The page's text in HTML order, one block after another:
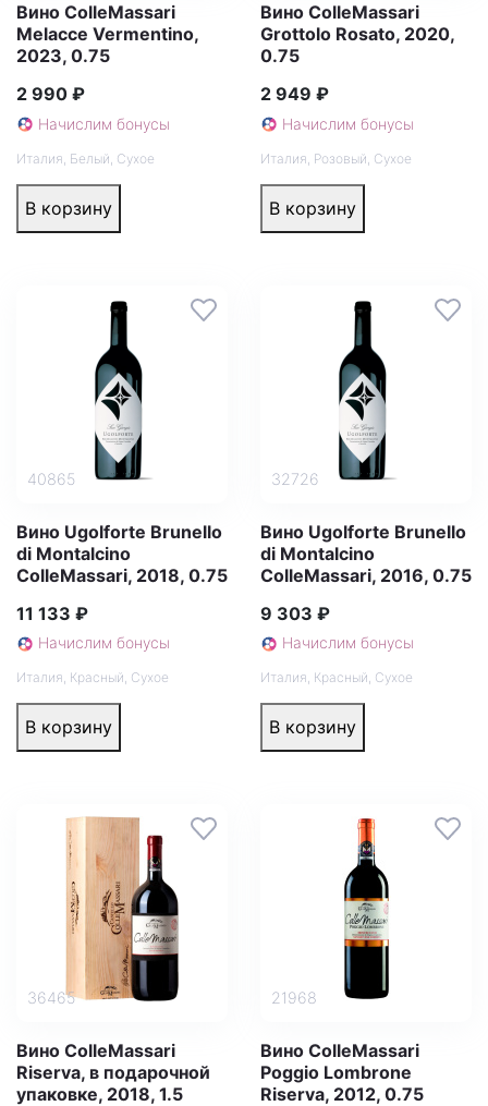
Вино ColleMassari
Melacce Vermentino,
2023, 0.75
2 990 ₽
Начислим бонусы
Италия Белый Сухое
В корзину
Вино ColleMassari
Grottolo Rosato, 2020,
0.75
2 949 ₽
Начислим бонусы
Италия Розовый Сухое
В корзину
40865
Вино Ugolforte Brunello
di Montalcino
ColleMassari, 2018, 0.75
11 133 ₽
Начислим бонусы
Италия Красный Сухое
В корзину
32726
Вино Ugolforte Brunello
di Montalcino
ColleMassari, 2016, 0.75
9 303 ₽
Начислим бонусы
Италия Красный Сухое
В корзину
36465
Вино ColleMassari
Riserva, в подарочной
упаковке, 2018, 1.5
21968
Вино ColleMassari
Poggio Lombrone
Riserva, 2012, 0.75